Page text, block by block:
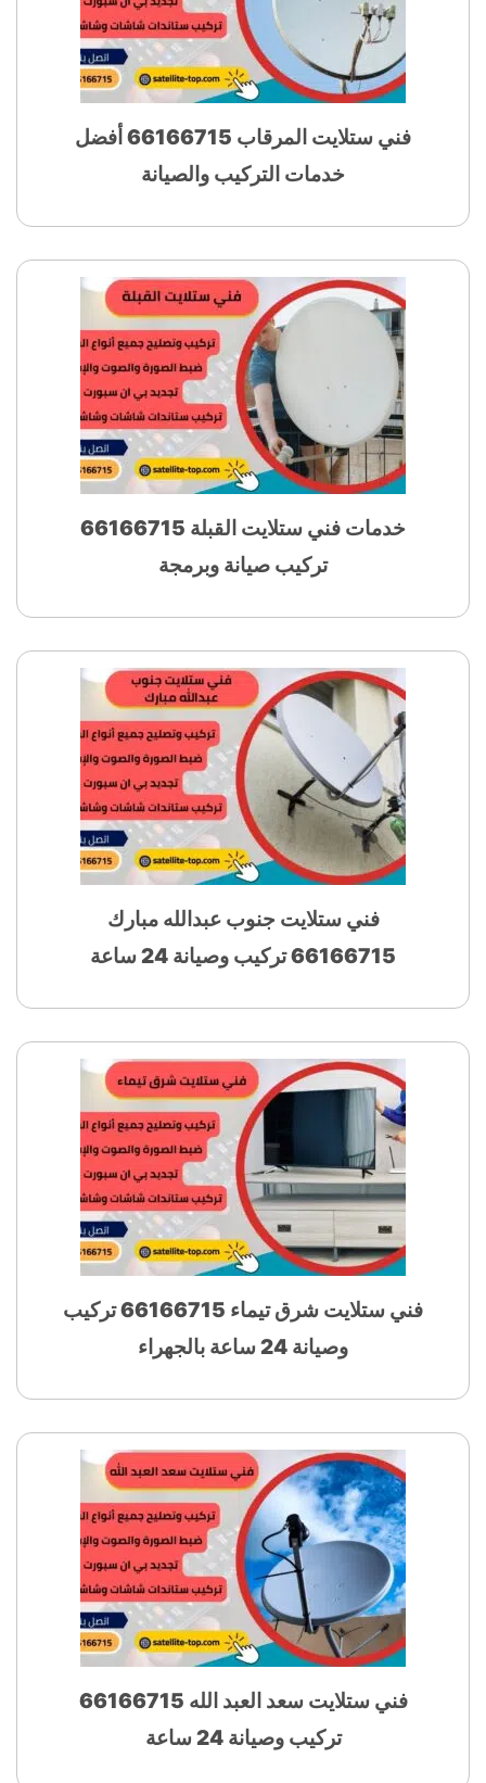
فني ستلايت المرقاب 66166715 أفضل
خدمات التركيب والصيانة
خدمات فني ستلايت القبلة 66166715
تركيب صيانة وبرمجة
فني ستلايت جنوب عبدالله مبارك
66166715 تركيب وصيانة 24 ساعة
فني ستلايت شرق تيماء 66166715 تركيب
وصيانة 24 ساعة بالجهراء
فني ستلايت سعد العبد الله 66166715
تركيب وصيانة 24 ساعة